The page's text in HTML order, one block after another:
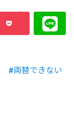
両替できない